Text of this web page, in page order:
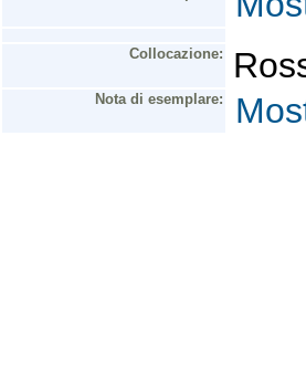
Collocazione:
Nota di esemplare: